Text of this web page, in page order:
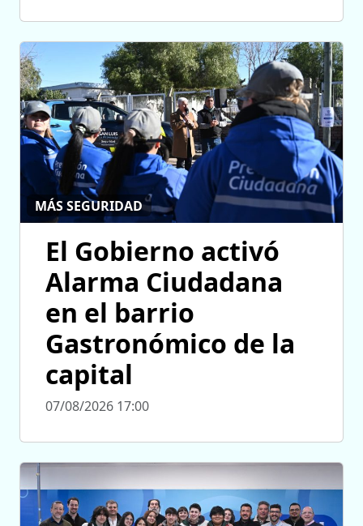
MÁS SEGURIDAD
El Gobierno activó
Alarma Ciudadana
en el barrio
Gastronómico de la
capital
07/08/2026 17:00